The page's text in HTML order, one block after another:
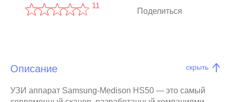
11
Поделиться
Описание скрыть
УЗИ аппарат Samsung-Medison HS50 — это самый